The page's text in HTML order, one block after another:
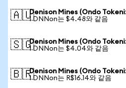
🇦🇺Denison Mines (Ondo
1 DNNon는 $4.48와 같음
🇸🇬Denison Mines (Ondo
1 DNNon는 $4.04와 같음
🇧🇷Denison Mines (Ondo
1 DNNon는 R$16.14와 같음